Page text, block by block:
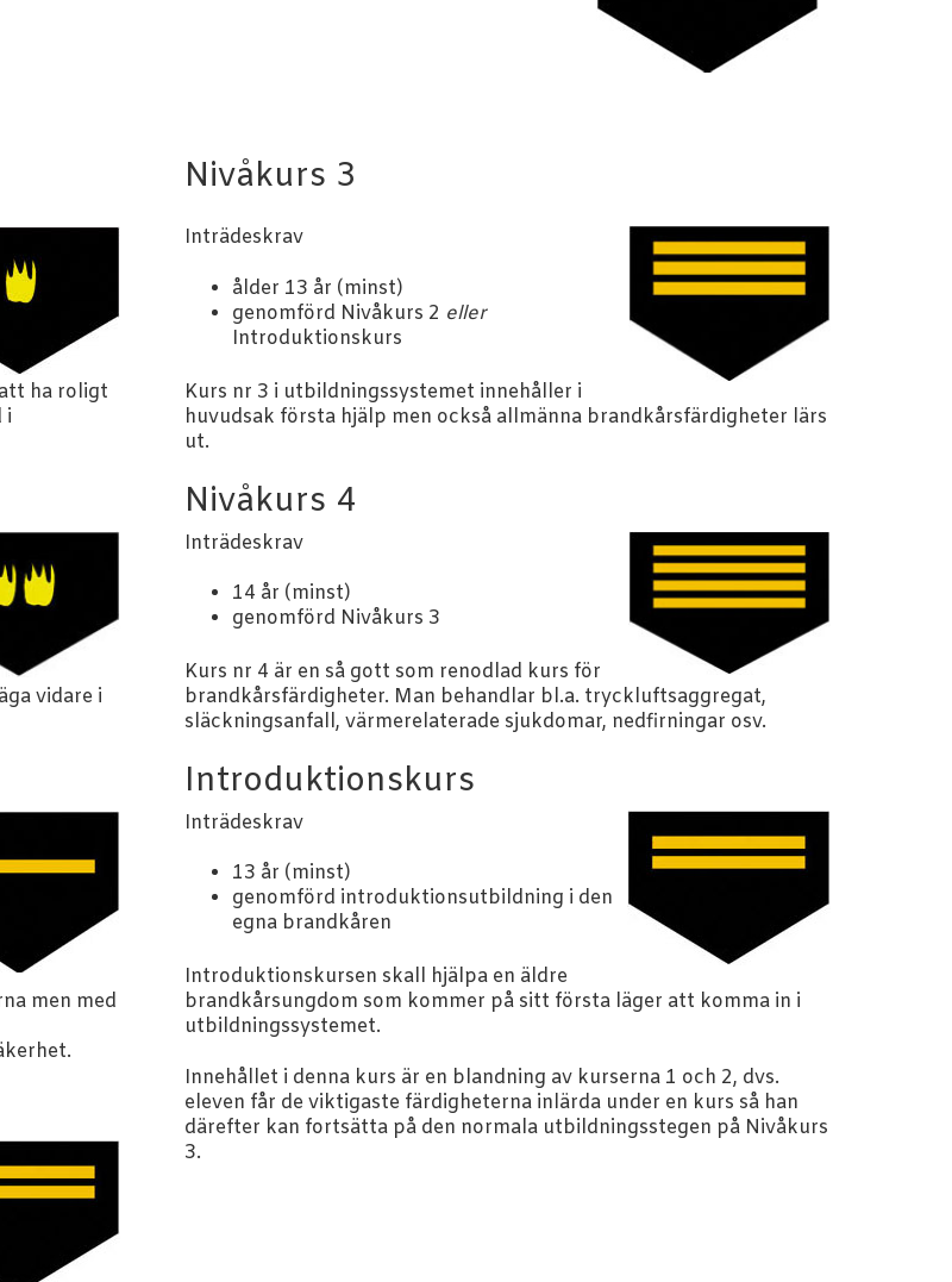
ha roligt
i
vidare i
men med
Nivåkurs 3
Inträdeskrav
ålder 13 år (minst)
genomförd Nivåkurs 2 eller
Introduktionskurs
Kurs nr 3 i utbildningssystemet innehåller i
huvudsak första hjälp men också allmänna brandkårsfärdigheter lärs
ut.
Nivåkurs 4
Inträdeskrav
14 år (minst)
genomförd Nivåkurs 3
Kurs nr 4 är en så gott som renodlad kurs för
brandkårsfärdigheter. Man behandlar bl.a. tryckluftsaggregat,
släckningsanfall, värmerelaterade sjukdomar, nedfirningar osv.
Introduktionskurs
Inträdeskrav
13 år (minst)
genomförd introduktionsutbildning i den
egna brandkåren
Introduktionskursen skall hjälpa en äldre
brandkårsungdom som kommer på sitt första läger att komma in i
utbildningssystemet.
Innehållet i denna kurs är en blandning av kurserna 1 och 2, dvs.
eleven får de viktigaste färdigheterna inlärda under en kurs så han
därefter kan fortsätta på den normala utbildningsstegen på Nivåkurs
3.